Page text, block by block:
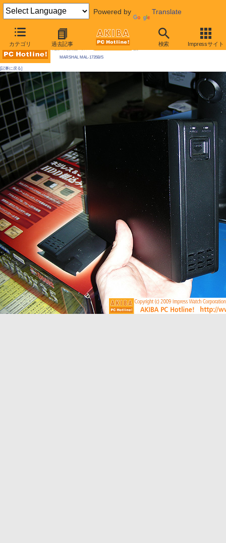
Powered by Translate
カテゴリ 過去記事 検索 Impressサイト
AKIBA PC Hotline! 2009年5月23日号
MARSHAL MAL-1735B/S
[記事に戻る]